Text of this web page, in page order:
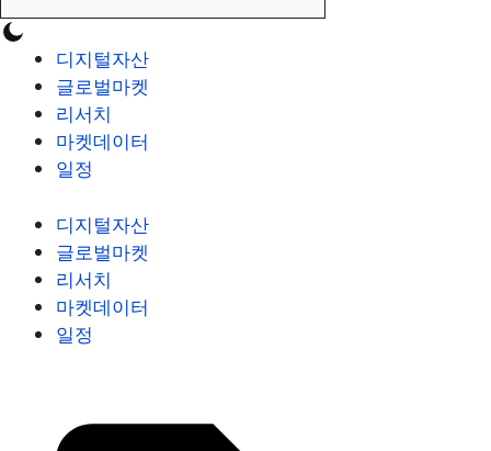
디지털자산
글로벌마켓
리서치
마켓데이터
일정
디지털자산
글로벌마켓
리서치
마켓데이터
일정